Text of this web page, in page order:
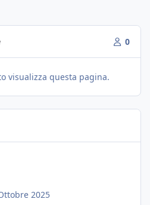
0
visualizza questa pagina.
2025